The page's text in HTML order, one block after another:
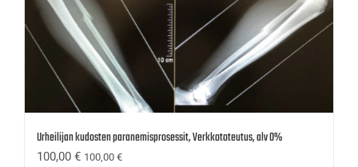
Urheilijan kudosten paranemisprosessit, Verkkototeutus, alv 0%
100,00 € 100,00 €